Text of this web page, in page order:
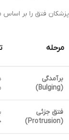
پزشکان فتق را بر
مرحله
برآمدگی
(Bulging)
فتق جزئی
(Protrusion)